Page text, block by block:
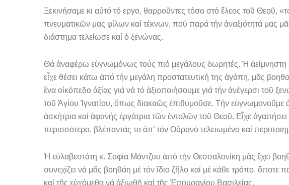
Ξεκινήσαμε κι αὐτό τό εργο, θαρροῦντες τόσο στό ἔλεος τοῦ Θεοῦ,
πνευματικῶν μας φίλων καί τέκνων, πού παρά τήν ἀναξιότητά μας
διάστημα τελείωσε καί ὁ ξενώνας.
Θά ἀναφέρω εὐγνωμόνως τούς πιό μεγάλους δωρητές. Ἡ ἀεί­μνηστη
εἶχε θέσει κάτω ἀπό τήν μεγάλη προστατευτική της ἀγάπη, μᾶς
ἕνα οἰκόπεδο ἀξίας γιά νά τό ἀξιοποιήσουμε γιά τήν ἀνέγερσι τοῦ
τοῦ Ἁγί­ου Ἰγνατίου, ὅπως διακαῶς ἐπιθυμοῦσε. Τήν εὐγνωμονοῦμε
ἀσκήτρια καί ἀφανής ἐργάτρια τῶν ἐντολῶν τοῦ Θεοῦ. Εἶχε
περισσότερο, βλέποντάς το ἀπ’ τόν Οὐρανό τελειωμένο καί
Ἡ εὐλαβεστάτη κ. Σοφία Μάντζου ἀπό τήν Θεσσαλονίκη μᾶς ἔχει
συνεχίζει νά μᾶς βοη­θάη μέ τόν ἴδιο ζῆλο καί μέ κάθε τρόπο,
καί τῆς εὐχόμεθα νά ἀξιωθῆ καί τῆς Ἐ­πουρανίου Βασιλείας.